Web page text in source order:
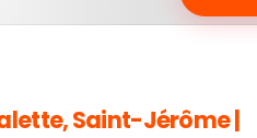
Saint-Jérôme |